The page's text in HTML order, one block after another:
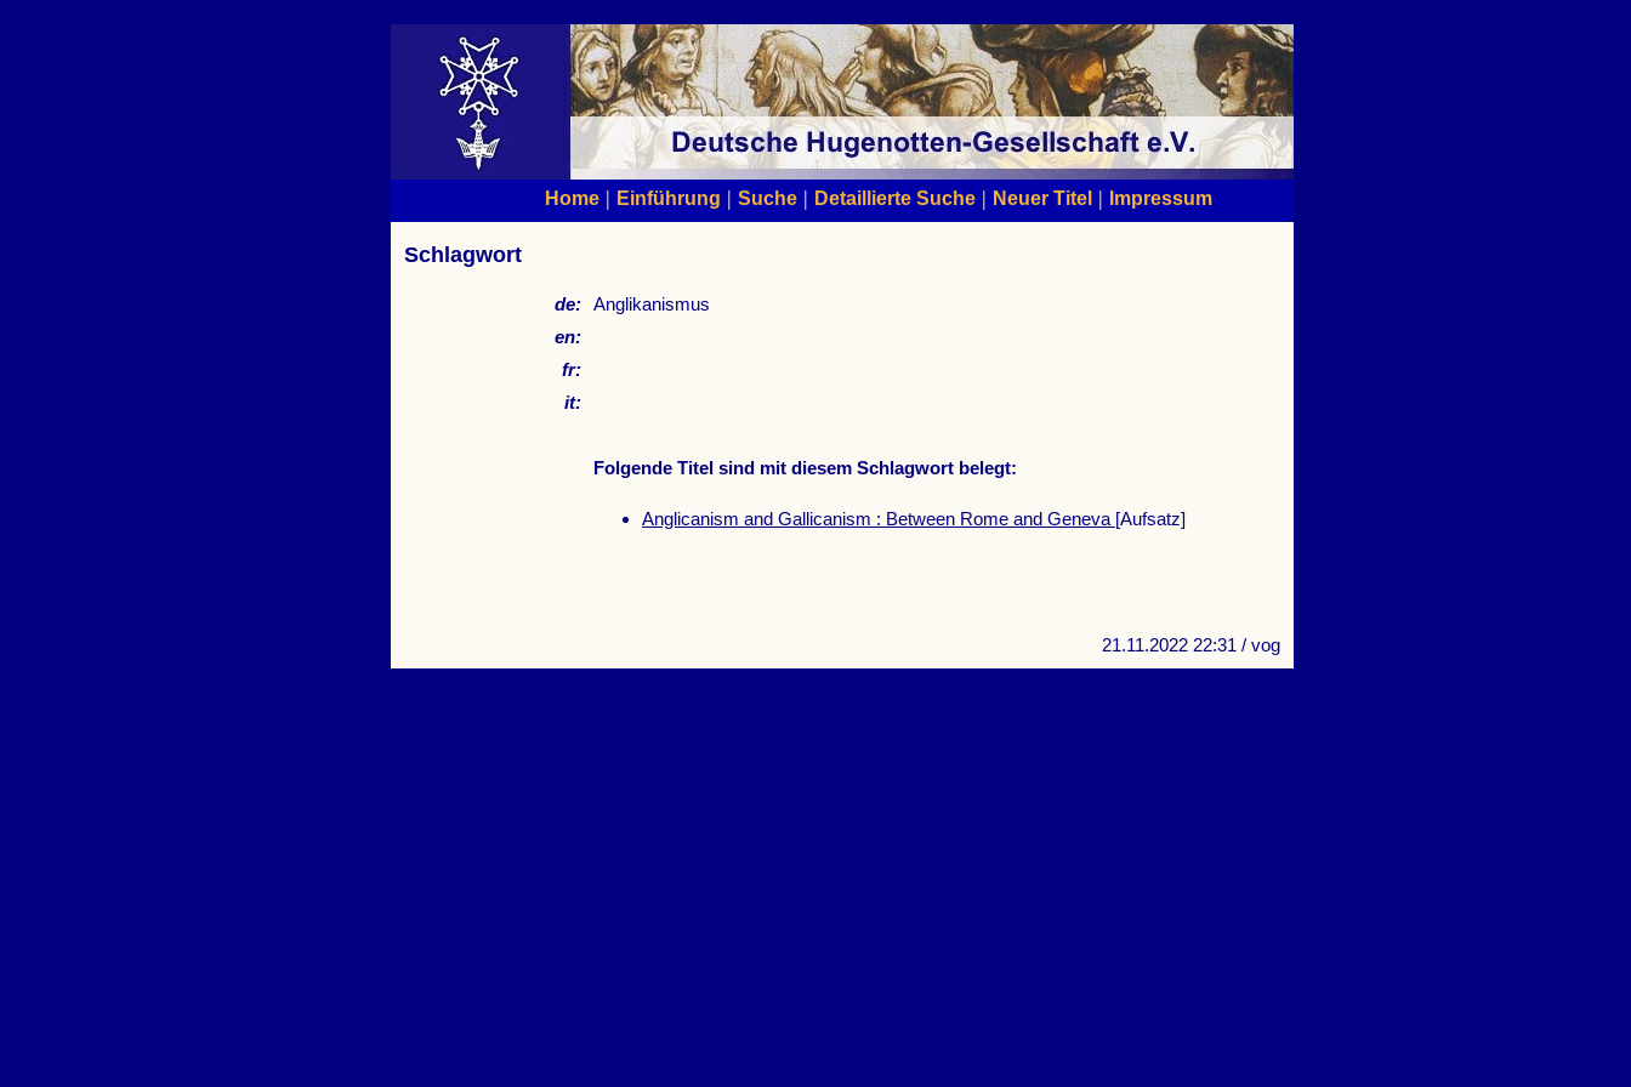
Home | Einführung | Suche | Detaillierte Suche | Neuer Titel | Impressum
Schlagwort
de: Anglikanismus
en:
fr:
it:
Folgende Titel sind mit diesem Schlagwort belegt:
Anglicanism and Gallicanism : Between Rome and Geneva [Aufsatz]
21.11.2022 22:31 / vog